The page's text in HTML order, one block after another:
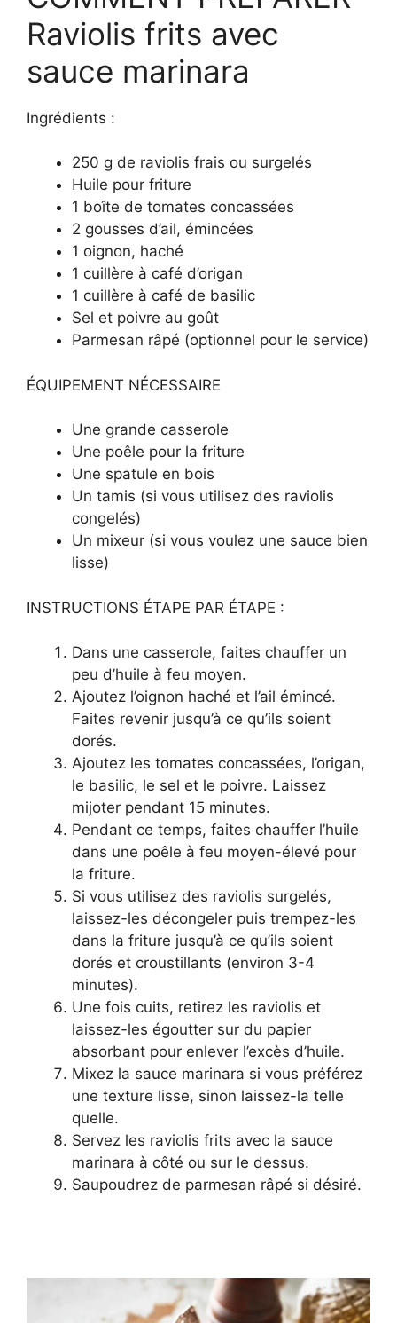
Raviolis frits avec
sauce marinara
Ingrédients :
250 g de raviolis frais ou surgelés
Huile pour friture
1 boîte de tomates concassées
2 gousses d’ail, émincées
1 oignon, haché
1 cuillère à café d’origan
1 cuillère à café de basilic
Sel et poivre au goût
Parmesan râpé (optionnel pour le service)
ÉQUIPEMENT NÉCESSAIRE
Une grande casserole
Une poêle pour la friture
Une spatule en bois
Un tamis (si vous utilisez des raviolis
congelés)
Un mixeur (si vous voulez une sauce bien
lisse)
INSTRUCTIONS ÉTAPE PAR ÉTAPE :
Dans une casserole, faites chauffer un
peu d’huile à feu moyen.
Ajoutez l’oignon haché et l’ail émincé.
Faites revenir jusqu’à ce qu’ils soient
dorés.
Ajoutez les tomates concassées, l’origan,
le basilic, le sel et le poivre. Laissez
mijoter pendant 15 minutes.
Pendant ce temps, faites chauffer l’huile
dans une poêle à feu moyen-élevé pour
la friture.
Si vous utilisez des raviolis surgelés,
laissez-les décongeler puis trempez-les
dans la friture jusqu’à ce qu’ils soient
dorés et croustillants (environ 3-4
minutes).
Une fois cuits, retirez les raviolis et
laissez-les égoutter sur du papier
absorbant pour enlever l’excès d’huile.
Mixez la sauce marinara si vous préférez
une texture lisse, sinon laissez-la telle
quelle.
Servez les raviolis frits avec la sauce
marinara à côté ou sur le dessus.
Saupoudrez de parmesan râpé si désiré.